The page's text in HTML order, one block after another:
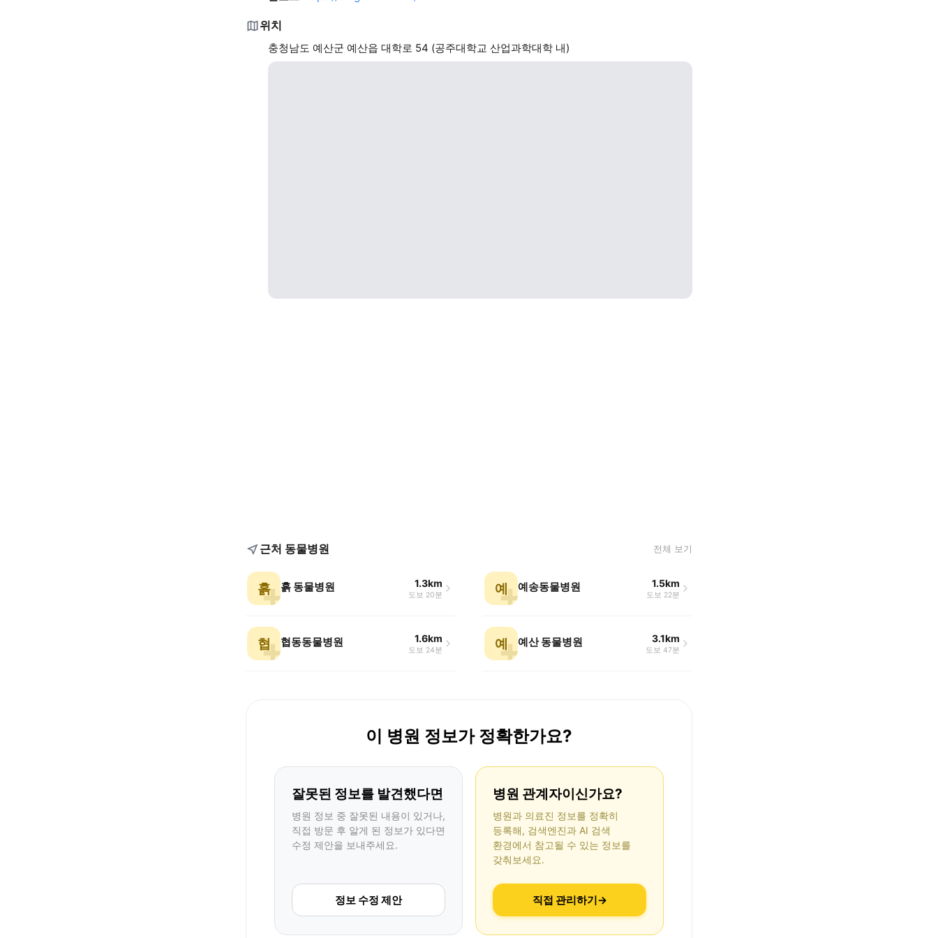
위치
충청남도 예산군 예산읍 대학로 54 (공주대학교 산업과학대학 내)
근처 동물병원 전체 보기
흙 흙 동물병원 1.3km
도보 20분 예 예송동물병원 1.5km
도보 22분
협 협동동물병원 1.6km
도보 24분 예 예산 동물병원 3.1km
도보 47분
이 병원 정보가 정확한가요?
잘못된 정보를 발견했다면
병원 정보 중 잘못된 내용이 있거나,
직접 방문 후 알게 된 정보가 있다면
수정 제안을 보내주세요.
정보 수정 제안
병원 관계자이신가요?
병원과 의료진 정보를 정확히
등록해, 검색엔진과 AI 검색
환경에서 참고될 수 있는 정보를
갖춰보세요.
직접 관리하기→